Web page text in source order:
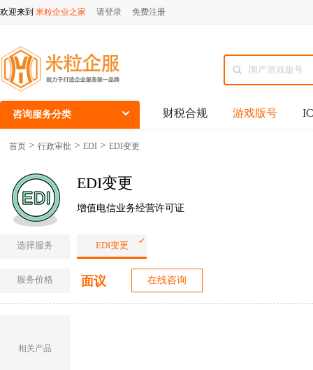
欢迎来到 米粒企业之家 请登录 免费注册
咨询服务分类 财税合规 游戏版号
首页 > 行政审批 > EDI > EDI变更
EDI变更
增值电信业务经营许可证
选择服务 EDI变更
服务价格 面议 在线咨询
相关产品